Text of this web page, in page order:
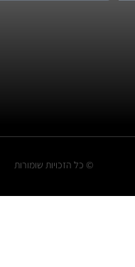
© כל הזכויות שומורות